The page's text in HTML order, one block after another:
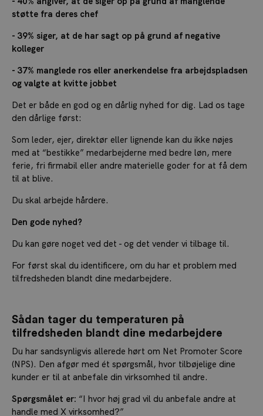
støtte fra deres chef
- 39% siger, at de har sagt op på grund af negative
kolleger
- 37% manglede ros eller anerkendelse fra arbejdspladsen
og valgte at kvitte jobbet
Det er både en god og en dårlig nyhed for dig. Lad os tage
den dårlige først:
Som leder, ejer, direktør eller lignende kan du ikke nøjes
med at “bestikke” medarbejderne med bedre løn, mere
ferie, fri firmabil eller andre materielle goder for at få dem
til at blive.
Du skal arbejde hårdere.
Den gode nyhed?
Du kan gøre noget ved det - og det vender vi tilbage til.
For først skal du identificere, om du har et problem med
tilfredsheden blandt dine medarbejdere.
Sådan tager du temperaturen på
tilfredsheden blandt dine medarbejdere
Du har sandsynligvis allerede hørt om Net Promoter Score
(NPS). Den afgør med ét spørgsmål, hvor tilbøjelige dine
kunder er til at anbefale din virksomhed til andre.
Spørgsmålet er: “I hvor høj grad vil du anbefale andre at
handle med X virksomhed?”